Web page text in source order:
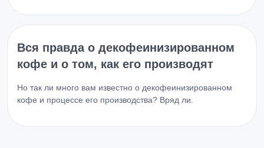
Вся правда о декофеинизированном
кофе и о том, как его производят
Но так ли много вам известно о декофеинизированном
кофе и процессе его производства? Вряд ли.